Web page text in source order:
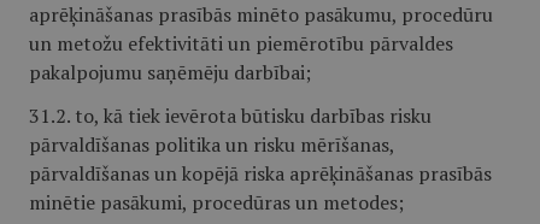
aprēķināšanas prasībās minēto pasākumu, procedūru
un metožu efektivitāti un piemērotību pārvaldes
pakalpojumu saņēmēju darbībai;
31.2. to, kā tiek ievērota būtisku darbības risku
pārvaldīšanas politika un risku mērīšanas,
pārvaldīšanas un kopējā riska aprēķināšanas prasībās
minētie pasākumi, procedūras un metodes;